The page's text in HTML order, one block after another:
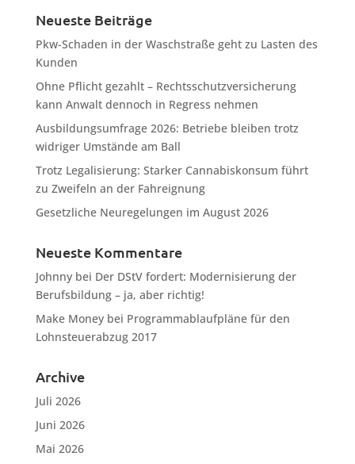
Neueste Beiträge
Pkw-Schaden in der Waschstraße geht zu Lasten des
Kunden
Ohne Pflicht gezahlt – Rechtsschutzversicherung
kann Anwalt dennoch in Regress nehmen
Ausbildungsumfrage 2026: Betriebe bleiben trotz
widriger Umstände am Ball
Trotz Legalisierung: Starker Cannabiskonsum führt
zu Zweifeln an der Fahreignung
Gesetzliche Neuregelungen im August 2026
Neueste Kommentare
Johnnybei Der DStV fordert: Modernisierung der
Berufsbildung – ja, aber richtig!
Make Moneybei Programmablaufpläne für den
Lohnsteuerabzug 2017
Archive
Juli 2026
Juni 2026
Mai 2026